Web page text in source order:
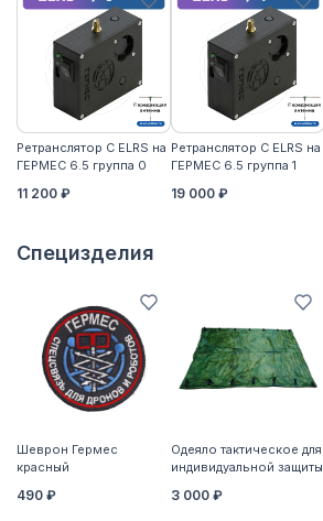
Ретранслятор С ELRS на
ГЕРМЕС 6.5 группа 0
11 200 ₽
Ретранслятор С ELRS на
ГЕРМЕС 6.5 группа 1
19 000 ₽
Специзделия
Шеврон Гермес
красный
490 ₽
Одеяло тактическое для
индивидуальной защиты
3 000 ₽